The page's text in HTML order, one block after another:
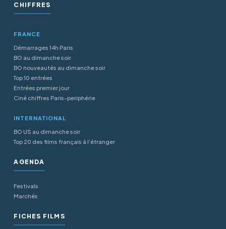
CHIFFRES
FRANCE
Démarrages 14h Paris
BO au dimanche soir
BO nouveautés au dimanche soir
Top 10 entrées
Entrées premier jour
Ciné chiffres Paris-periphérie
INTERNATIONAL
BO US au dimanche soir
Top 20 des films français à l’étranger
AGENDA
Festivals
Marchés
FICHES FILMS